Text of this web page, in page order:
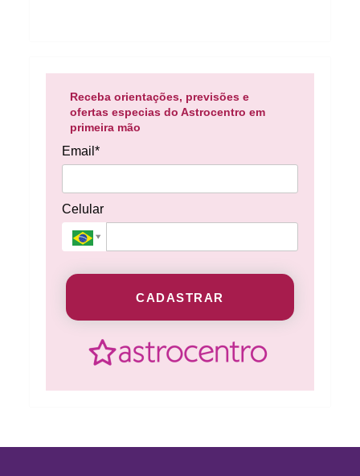
Receba orientações, previsões e
ofertas especias do Astrocentro em
primeira mão
Email*
Celular
CADASTRAR